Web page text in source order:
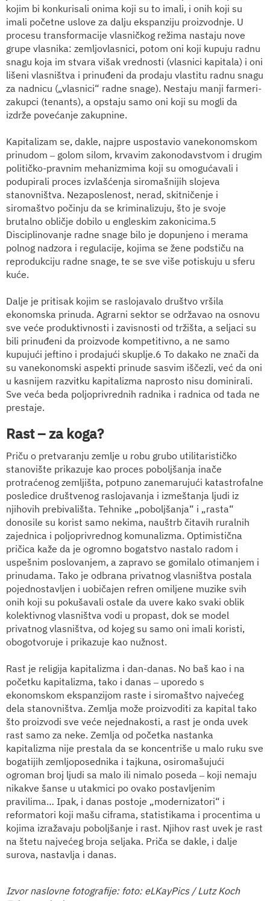
kojim bi konkurisali onima koji su to imali, i onih koji su
imali početne uslove za dalju ekspanziju proizvodnje. U
procesu transformacije vlasničkog režima nastaju nove
grupe vlasnika: zemljovlasnici, potom oni koji kupuju radnu
snagu koja im stvara višak vrednosti (vlasnici kapitala) i oni
lišeni vlasništva i prinuđeni da prodaju vlastitu radnu snagu
za nadnicu („vlasnici“ radne snage). Nestaju manji farmeri-
zakupci (tenants), a opstaju samo oni koji su mogli da
izdrže povećanje zakupnine.
Kapitalizam se, dakle, najpre uspostavio vanekonomskom
prinudom ‒ golom silom, krvavim zakonodavstvom i drugim
političko-pravnim mehanizmima koji su omogućavali i
podupirali proces izvlašćenja siromašnijih slojeva
stanovništva. Nezaposlenost, nerad, skitničenje i
siromaštvo počinju da se kriminalizuju, što je svoje
brutalno obličje dobilo u engleskim zakonicima.5
Disciplinovanje radne snage bilo je dopunjeno i merama
polnog nadzora i regulacije, kojima se žene podstiču na
reprodukciju radne snage, te se sve više potiskuju u sferu
kuće.
Dalje je pritisak kojim se raslojavalo društvo vršila
ekonomska prinuda. Agrarni sektor se održavao na osnovu
sve veće produktivnosti i zavisnosti od tržišta, a seljaci su
bili prinuđeni da proizvode kompetitivno, a ne samo
kupujući jeftino i prodajući skuplje.6 To dakako ne znači da
su vanekonomski aspekti prinude sasvim iščezli, već da oni
u kasnijem razvitku kapitalizma naprosto nisu dominirali.
Sve veća beda poljoprivrednih radnika i radnica od tada ne
prestaje.
Rast – za koga?
Priču o pretvaranju zemlje u robu grubo utilitarističko
stanovište prikazuje kao proces poboljšanja inače
protraćenog zemljišta, potpuno zanemarujući katastrofalne
posledice društvenog raslojavanja i izmeštanja ljudi iz
njihovih prebivališta. Tehnike „poboljšanja“ i „rasta“
donosile su korist samo nekima, nauštrb čitavih ruralnih
zajednica i poljoprivrednog komunalizma. Optimistična
pričica kaže da je ogromno bogatstvo nastalo radom i
uspešnim poslovanjem, a zapravo se gomilalo otimanjem i
prinudama. Tako je odbrana privatnog vlasništva postala
pojednostavljen i uobičajen refren omiljene muzike svih
onih koji su pokušavali ostale da uvere kako svaki oblik
kolektivnog vlasništva vodi u propast, dok se model
privatnog vlasništva, od kojeg su samo oni imali koristi,
obogotvoruje i prikazuje kao nužnost.
Rast je religija kapitalizma i dan-danas. No baš kao i na
početku kapitalizma, tako i danas ‒ uporedo s
ekonomskom ekspanzijom raste i siromaštvo najvećeg
dela stanovništva. Zemlja može proizvoditi za kapital tako
što proizvodi sve veće nejednakosti, a rast je onda uvek
rast samo za neke. Zemlja od početka nastanka
kapitalizma nije prestala da se koncentriše u malo ruku sve
bogatijih zemljoposednika i tajkuna, osiromašujući
ogroman broj ljudi sa malo ili nimalo poseda ‒ koji nemaju
nikakve šanse u utakmici po ovako postavljenim
pravilima… Ipak, i danas postoje „modernizatori“ i
reformatori koji mašu ciframa, statistikama i procentima u
kojima izražavaju poboljšanje i rast. Njihov rast uvek je rast
na štetu najvećeg broja seljaka. Priča se dakle, i dalje
surova, nastavlja i danas.
Izvor naslovne fotografije: foto: eLKayPics / Lutz Koch